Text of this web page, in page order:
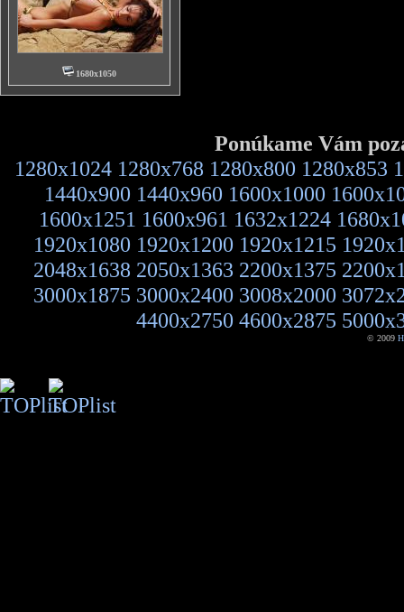
1680x1050
Ponúkame Vám
1280x1024 1280x768 1280x800 1280x853
1440x900 1440x960 1600x1000
1600x1251 1600x961 1632x1224
1920x1080 1920x1200 1920x1215
2048x1638 2050x1363 2200x1375
3000x1875 3000x2400 3008x2000
4400x2750 4600x2875
© 2009